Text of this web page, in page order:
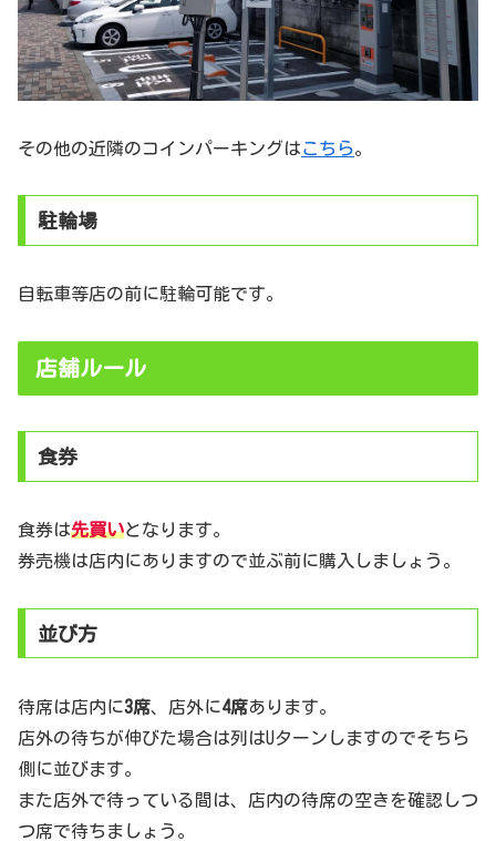
その他の近隣のコインパーキングはこちら。
駐輪場
自転車等店の前に駐輪可能です。
店舗ルール
食券
食券は先買いとなります。
券売機は店内にありますので並ぶ前に購入しましょう。
並び方
待席は店内に3席、店外に4席あります。
店外の待ちが伸びた場合は列はUターンしますのでそちら
側に並びます。
また店外で待っている間は、店内の待席の空きを確認しつ
つ席で待ちましょう。